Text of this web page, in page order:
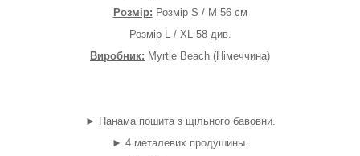
Розмір: Розмір S / M 56 см
Розмір L / XL 58 див.
Виробник: Myrtle Beach (Німеччина)
► Панама пошита з щільного бавовни.
► 4 металевих продушины.